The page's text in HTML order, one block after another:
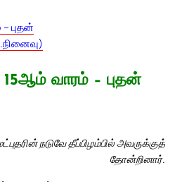
புதன்
வாரம் – புதன்
நடுவே தீப்பிழம்பில் அவருக்குத்
தோன்றினார்.